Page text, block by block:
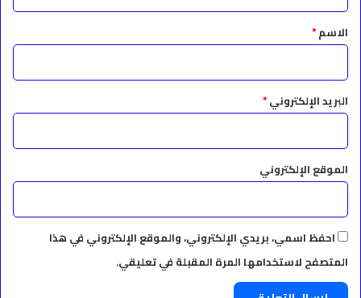
*الاسم*
البريد الإلكتروني*
الموقع الإلكتروني
احفظ اسمي، بريدي الإلكتروني، والموقع الإلكتروني في هذا
المتصفح لاستخدامها المرة المقبلة في تعليقي.